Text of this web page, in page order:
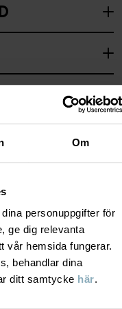
Om
personuppgifter för
ge dig relevanta
vår hemsida fungerar.
behandlar dina
ditt samtycke här.
är 1–4 dagar. I
baserat på vilket